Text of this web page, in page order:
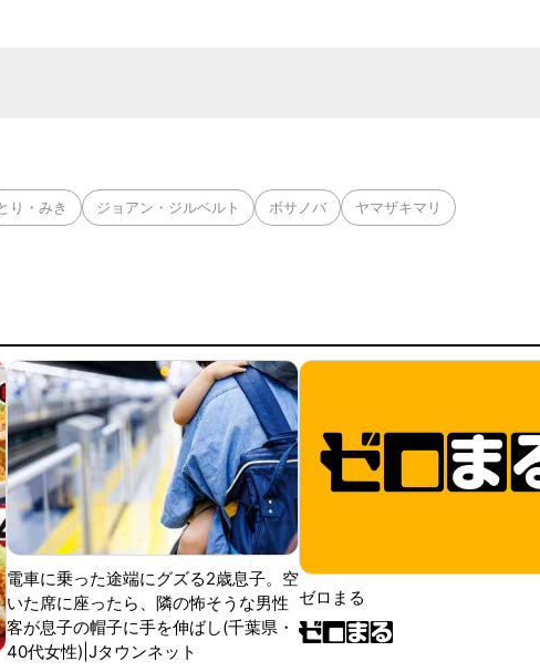
り・みき ジョアン・ジルベルト ボサノバ ヤマザキマリ
電車に乗った途端にグズる2歳息子。空
いた席に座ったら、隣の怖そうな男性
客が息子の帽子に手を伸ばし(千葉県・
40代女性)|Jタウンネット
ゼロまる